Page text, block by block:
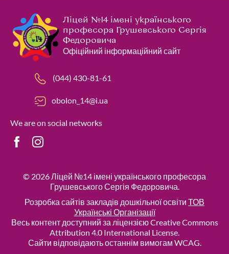
Ліцей №14 імені українського
професора Грушевського Сергія
Федоровича
Офіційний інформаційний сайт
(044) 430-81-61
obolon_14@i.ua
We are on social networks
© 2026Ліцей №14 імені українського професора
Грушевського Сергія Федоровича.
Розробка сайтів закладів дошкільної освіти ТОВ
Українські Організації
Весь контент доступний за ліцензією Creative Commons
Attribution 4.0 International License.
Сайти відповідають останнім вимогам WCAG.